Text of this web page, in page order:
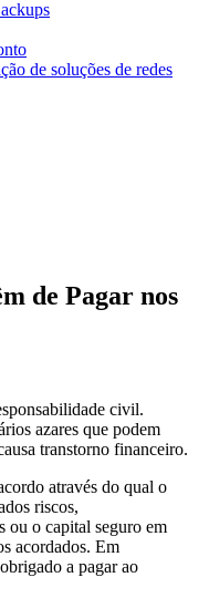
de soluções de redes
de Pagar nos
civil.
azares que podem
transtorno financeiro.
através do qual o
riscos,
ou o capital seguro em
acordados. Em
a pagar ao